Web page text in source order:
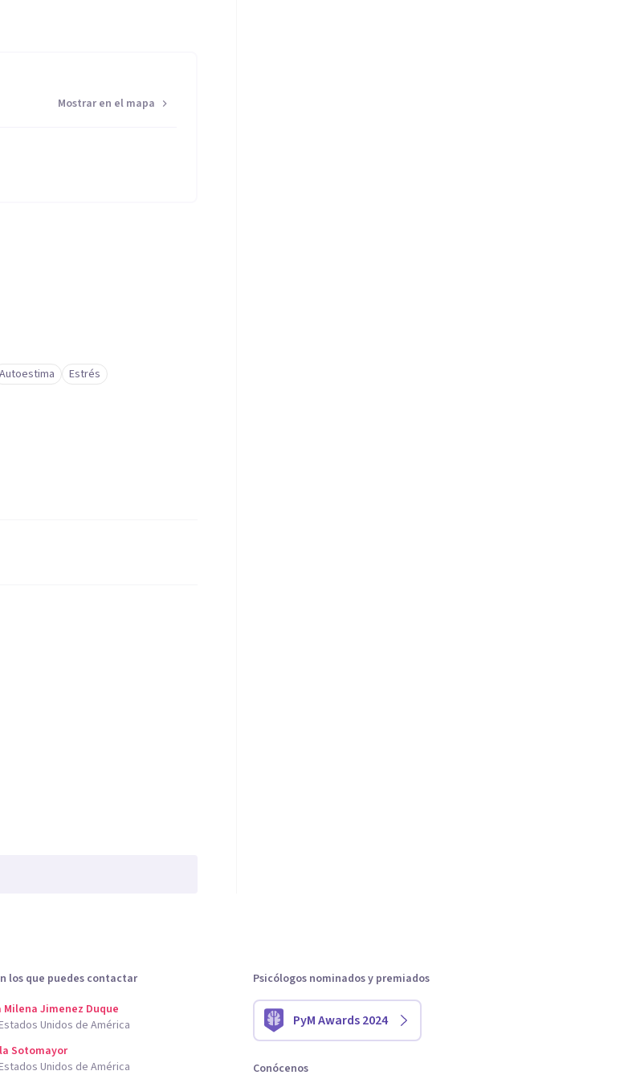
Mostrar en el mapa
Autoestima Estrés
los que puedes contactar
Milena Jimenez Duque
Unidos de América
Sotomayor
Unidos de América
Psicólogos nominados y premiados
PyM Awards 2024
Conócenos